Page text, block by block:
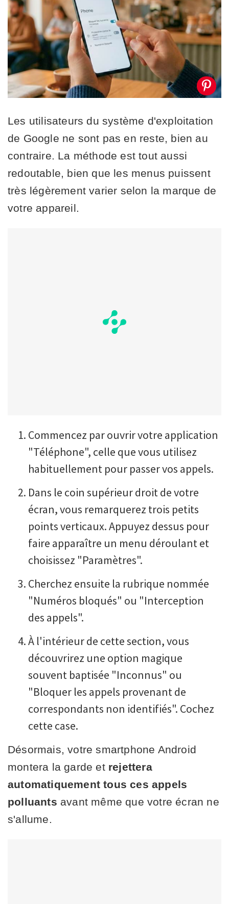
Les utilisateurs du système d'exploitation
de Google ne sont pas en reste, bien au
contraire. La méthode est tout aussi
redoutable, bien que les menus puissent
très légèrement varier selon la marque de
votre appareil.
Commencez par ouvrir votre application
"Téléphone", celle que vous utilisez
habituellement pour passer vos appels.
Dans le coin supérieur droit de votre
écran, vous remarquerez trois petits
points verticaux. Appuyez dessus pour
faire apparaître un menu déroulant et
choisissez "Paramètres".
Cherchez ensuite la rubrique nommée
"Numéros bloqués" ou "Interception
des appels".
À l'intérieur de cette section, vous
découvrirez une option magique
souvent baptisée "Inconnus" ou
"Bloquer les appels provenant de
correspondants non identifiés". Cochez
cette case.
Désormais, votre smartphone Android
montera la garde et rejettera
automatiquement tous ces appels
polluants avant même que votre écran ne
s'allume.